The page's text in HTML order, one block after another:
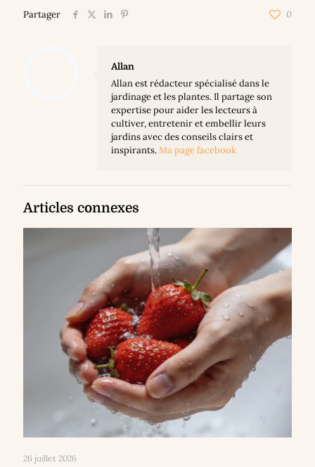
Partager 0
Allan
Allan est rédacteur spécialisé dans le
jardinage et les plantes. Il partage son
expertise pour aider les lecteurs à
cultiver, entretenir et embellir leurs
jardins avec des conseils clairs et
inspirants.Ma page facebook
Articles connexes
26 juillet 2026